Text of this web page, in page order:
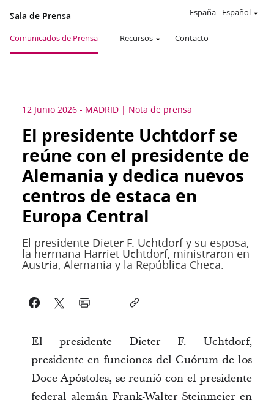
Sala de Prensa
Comunicados de Prensa Recursos Contacto
España- Español
12 Junio 2026 - MADRID Nota de prensa
El presidente Uchtdorf se
reúne con el presidente de
Alemania y dedica nuevos
centros de estaca en
Europa Central
El presidente Dieter F. Uchtdorf y su esposa,
la hermana Harriet Uchtdorf, ministraron en
Austria, Alemania y la República Checa.
El presidente Dieter F. Uchtdorf,
presidente en funciones del Cuórum de los
Doce Apóstoles, se reunió con el presidente
federal alemán Frank-Walter Steinmeier en